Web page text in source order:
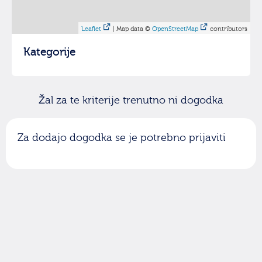
Leaflet | Map data © OpenStreetMap contributors
Kategorije
Žal za te kriterije trenutno ni dogodka
Za dodajo dogodka se je potrebno prijaviti